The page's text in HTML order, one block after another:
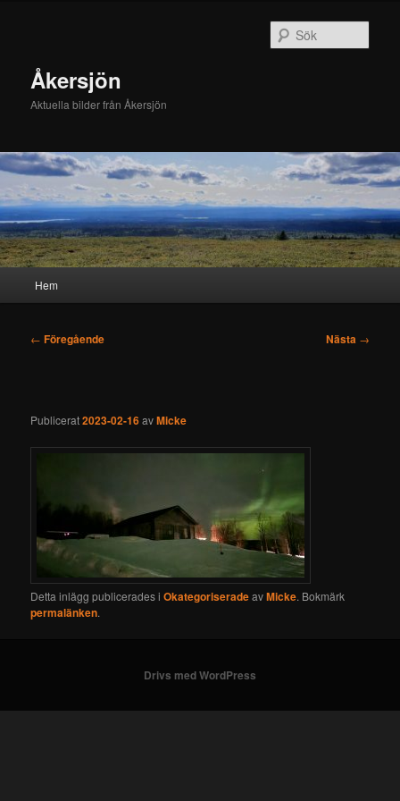
innehållÅkersjön
Aktuella bilder från Åkersjön
Hem
Inläggsnavigering
← Föregående Nästa →
Publicerat2023-02-16avMicke
Detta inlägg publicerades iOkategoriseradeavMicke. Bokmärk
permalänken.
Drivs med WordPress